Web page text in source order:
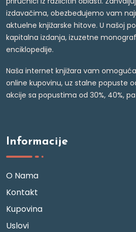
izdavačima, obezbeđujemo vam
aktuelne knjižarske hitove. U našoj
kapitalna izdanja, izuzetne
enciklopedije.
Naša internet knjižara vam
online kupovinu, uz stalne popuste
akcije sa popustima od 30%, 40%, pa
Informacije
O Nama
Kontakt
Kupovina
Uslovi